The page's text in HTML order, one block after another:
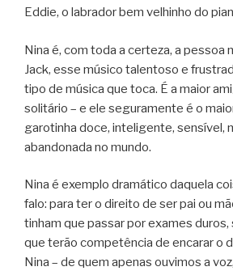
Eddie, o labrador bem velhinho do
Nina é, com toda a certeza, a pessoa
Jack, esse músico talentoso e
tipo de música que toca. É a maior
solitário – e ele seguramente é o
garotinha doce, inteligente, sensível,
abandonada no mundo.
Nina é exemplo dramático daquela
falo: para ter o direito de ser pai ou
tinham que passar por exames duros,
que terão competência de encarar o
Nina – de quem apenas ouvimos a